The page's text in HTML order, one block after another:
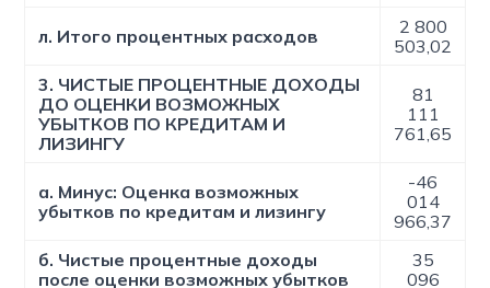
л. Итого процентных расходов
2 800
503,02
3. ЧИСТЫЕ ПРОЦЕНТНЫЕ ДОХОДЫ
ДО ОЦЕНКИ ВОЗМОЖНЫХ
УБЫТКОВ ПО КРЕДИТАМ И
ЛИЗИНГУ
81
111
761,65
а. Минус: Оценка возможных
убытков по кредитам и лизингу
-46
014
966,37
б. Чистые процентные доходы
после оценки возможных убытков
35
096